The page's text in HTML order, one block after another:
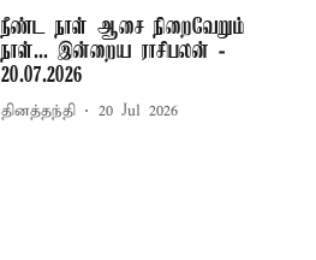
நீண்ட நாள் ஆசை நிறைவேறும்
நாள்... இன்றைய ராசிபலன் -
20.07.2026
தினத்தந்தி 20 Jul 2026